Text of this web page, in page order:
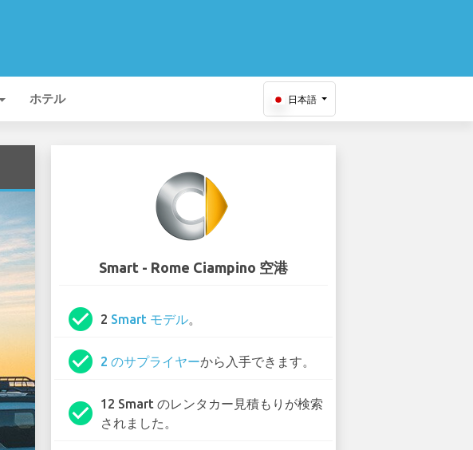
ホテル 日本語
Smart - Rome Ciampino 空港
check_circle 2 Smart モデル。
check_circle 2 のサプライヤーから入手できます。
check_circle
12 Smart のレンタカー見積もりが検索
されました。